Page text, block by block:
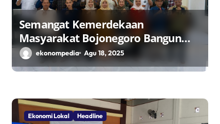
Semangat Kemerdekaan
Masyarakat Bojonegoro Bangun
Desa Mandiri Ekonomi
ekonompedia Agu 18, 2025
Ekonomi Lokal Headline